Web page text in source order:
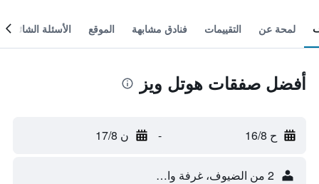
لمحة عن التقييمات فنادق مشابهة الموقع الأسئلة الشائعة
أفضل صفقات هوتل ويز
ح 16/8 - ن 17/8
2 من الضيوف، غرفة واحدة